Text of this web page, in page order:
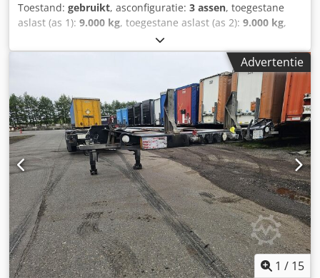
Toestand: gebruikt, asconfiguratie: 3 assen, toegestane
aslast (as 1): 9.000 kg, toegestane aslast (as 2): 9.000 kg,
9.000 kg
06/2016, totale breedte:2.510 mm, ophanging:lucht,
8.880 mm, kleur:
, Uitrusting:ABS, = Verdere opties
en accessoires = - EBS = Verdere informatie =
Asconfiguratie Bandenmaat: 385/65R22,5 Merk assen: BPW
Remmen: schijfremmen Dedpfezr D I Hjx Ah Ueck Vering:
luchtvering Achteras 1: liftas; Max. aslast: 9.000 kg
Achteras 2: Max. aslast: 9.000 kg Achteras 3: Max. aslast:
9.000 kg Gewichten Leeggewicht: 5.750 kg Laadvermogen:
33.250 kg Toegestane max. gewicht: 39.000 kg Identificatie
Kenteken: OP-52-HT
Advertentie
1 / 15